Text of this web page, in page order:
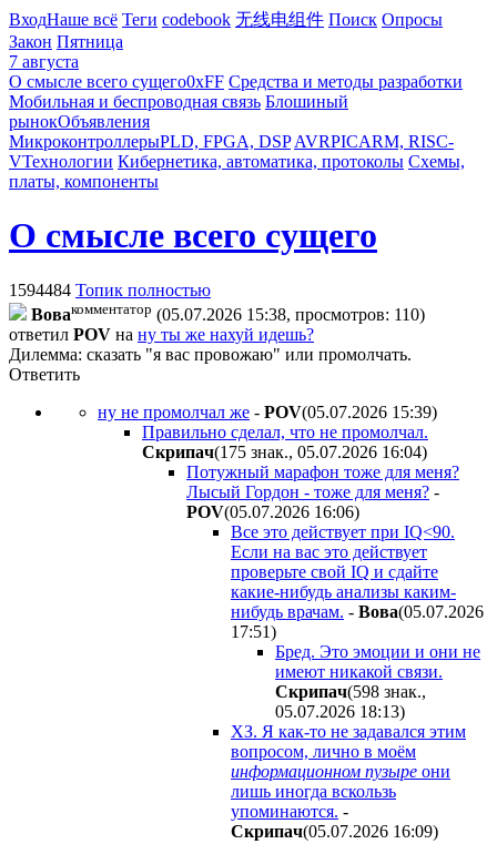
ВходНаше всё Теги codebook 无线电组件 Поиск Опросы
Закон Пятница
7 августа
О смысле всего сущего0xFF Средства и методы разработки
Мобильная и беспроводная связь Блошиный
рынокОбъявления
МикроконтроллерыPLD, FPGA, DSP AVRPICARM, RISC-
VТехнологии Кибернетика, автоматика, протоколы Схемы,
платы, компоненты
О смысле всего сущего
1594484 Топик полностью
Boвaкомментатор (05.07.2026 15:38, просмотров: 110)
ответил POV на ну ты же нахуй идешь?
Дилемма: сказать "я вас провожаю" или промолчать.
Ответить
ну не промолчал же - POV(05.07.2026 15:39)
Правильно сделал, что не промолчал.
Cкpипaч(175 знак., 05.07.2026 16:04)
Потужный марафон тоже для меня?
Лысый Гордон - тоже для меня? -
POV(05.07.2026 16:06)
Все это действует при IQ<90.
Если на вас это действует
проверьте свой IQ и сдайте
какие-нибудь анализы каким-
нибудь врачам. - Boвa(05.07.2026
17:51)
Бред. Это эмоции и они не
имеют никакой связи.
Cкpипaч(598 знак.,
05.07.2026 18:13)
ХЗ. Я как-то не задавался этим
вопросом, лично в моём
информационном пузыре они
лишь иногда вскользь
упоминаются. -
Cкpипaч(05.07.2026 16:09)